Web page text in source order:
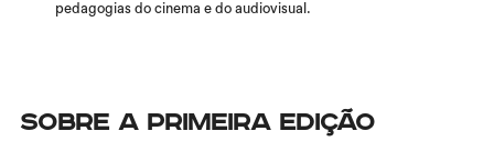
pedagogias do cinema e do audiovisual.
Sobre a primeira edição